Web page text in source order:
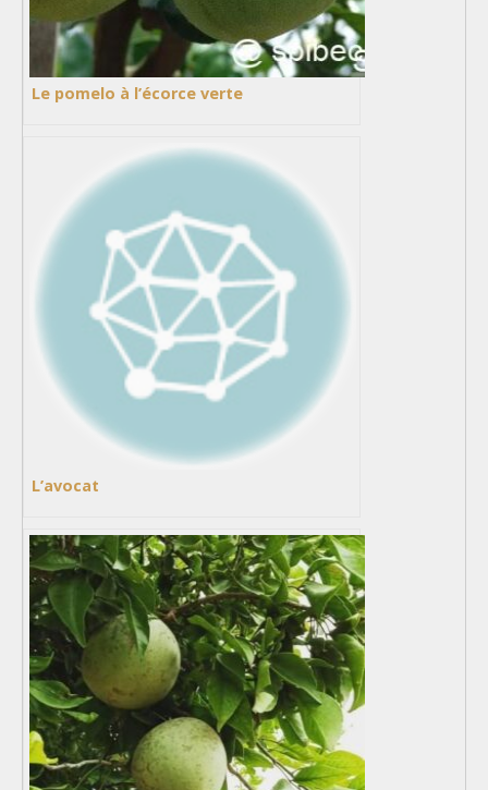
Le pomelo à l’écorce verte
L’avocat